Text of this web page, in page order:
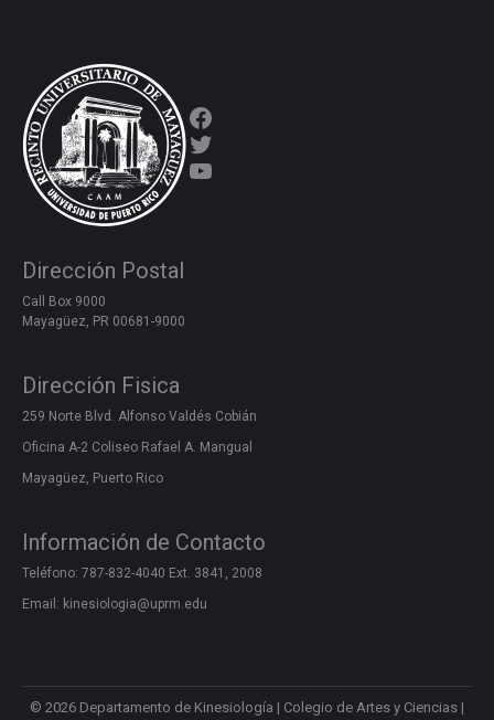
Facebook
Twitter
YouTube
Dirección Postal
Call Box 9000
Mayagüez, PR 00681-9000
Dirección Fisica
259 Norte Blvd. Alfonso Valdés Cobián
Oficina A-2 Coliseo Rafael A. Mangual
Mayagüez, Puerto Rico
Información de Contacto
Teléfono: 787-832-4040 Ext. 3841, 2008
Email: kinesiologia@uprm.edu
© 2026 Departamento de Kinesiología | Colegio de Artes y Ciencias |